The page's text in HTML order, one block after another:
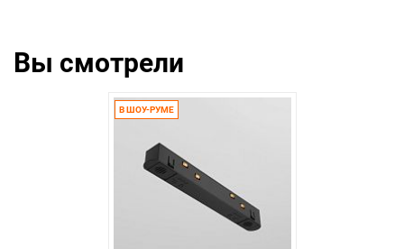
Вы смотрели
В ШОУ-РУМЕ